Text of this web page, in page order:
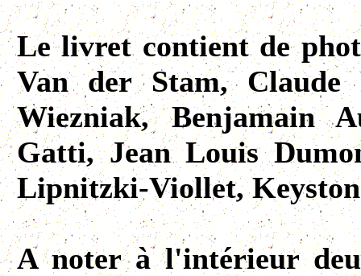
Le livret contient de
Van der Stam, Claude
Wiezniak, Benjamain
Gatti, Jean Louis
Lipnitzki-Viollet,
A noter à l'intérieur